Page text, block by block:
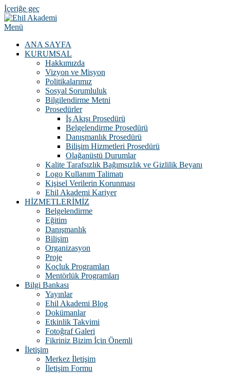
İçeriğe geç
Menü
ANA SAYFA
KURUMSAL
Hakkımızda
Vizyon ve Misyon
Politikalarımız
Sosyal Sorumluluk
Bilgilendirme Metni
Prosedürler
İş Akışı Prosedürü
Belgelendirme Prosedürü
Danışmanlık Prosedürü
Bilişim Hizmetleri Prosedürü
Olağanüstü Durumlar
Kalite Tarafsızlık Bağımsızlık ve Gizlilik Beyanı
Logo Kullanım Talimatı
Kişisel Verilerin Korunması
Ehil Akademi Kariyer
HİZMETLERİMİZ
Belgelendirme
Eğitim
Danışmanlık
Bilişim
Organizasyon
Proje
Koçluk Programları
Mentörlük Programları
Bilgi Bankası
Yayınlar
Ehil Akademi Blog
Dokümanlar
Etkinlik Takvimi
Fotoğraf Galeri
Fikriniz Bizim İçin Önemli
İletişim
Merkez İletişim
İletişim Formu